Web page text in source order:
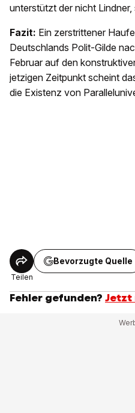
unterstützt der nicht
Fazit: Ein zerstrittener
Deutschlands Polit-Gilde
Februar auf den
jetzigen Zeitpunkt scheint
die Existenz von
Teilen
Bevorzugte Quelle
Fehler gefunden? Jetzt